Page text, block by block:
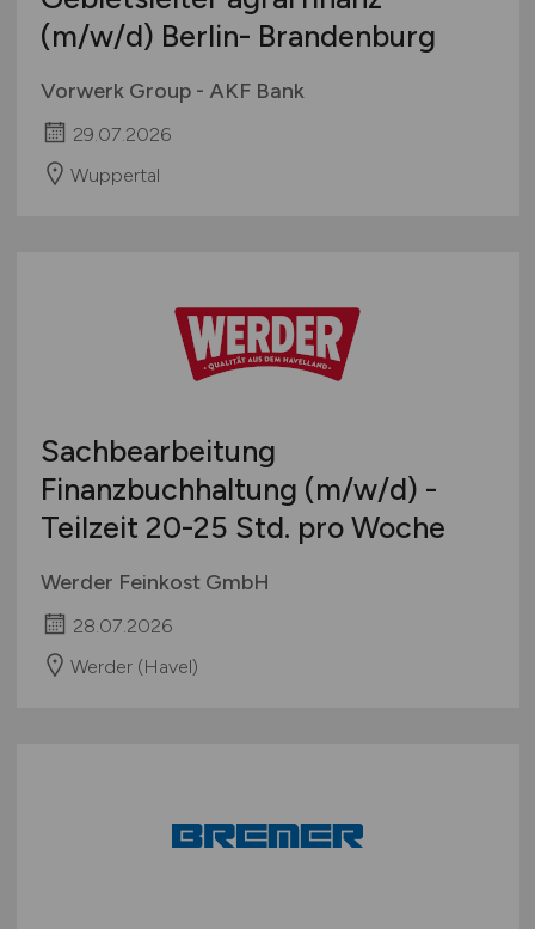
Gebietsleiter agrarfinanz
(m/w/d)Berlin- Brandenburg
Vorwerk Group - AKF Bank
Sachbearbeitung
Finanzbuchhaltung
Teilzeit 20-25 Std. pro Woche
Werder Feinkost GmbH